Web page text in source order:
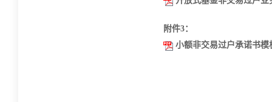
附件3：
小额非交易过户承诺书模